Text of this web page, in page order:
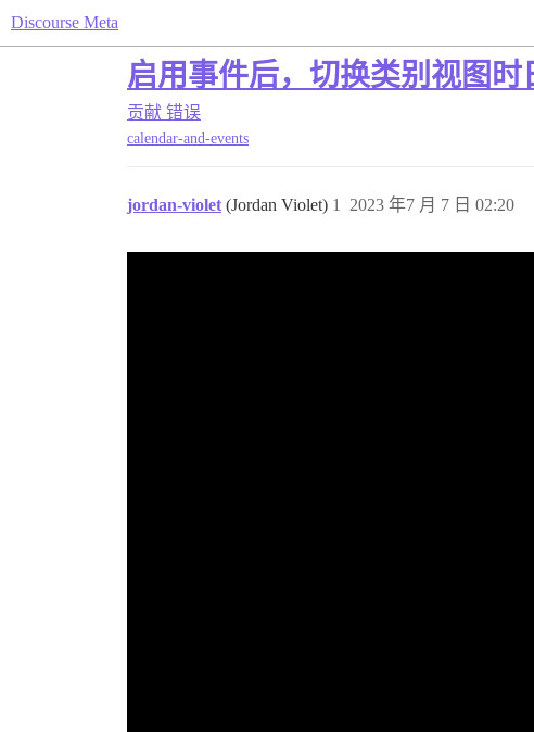
Discourse Meta
启用事件后，切换类别视图时
贡献 错误
calendar-and-events
jordan-violet (Jordan Violet) 2023 年7 月 7 日 02:20
1